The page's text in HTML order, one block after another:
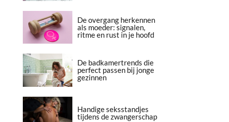
De overgang herkennen
als moeder: signalen,
ritme en rust in je hoofd
De badkamertrends die
perfect passen bij jonge
gezinnen
Handige seksstandjes
tijdens de zwangerschap